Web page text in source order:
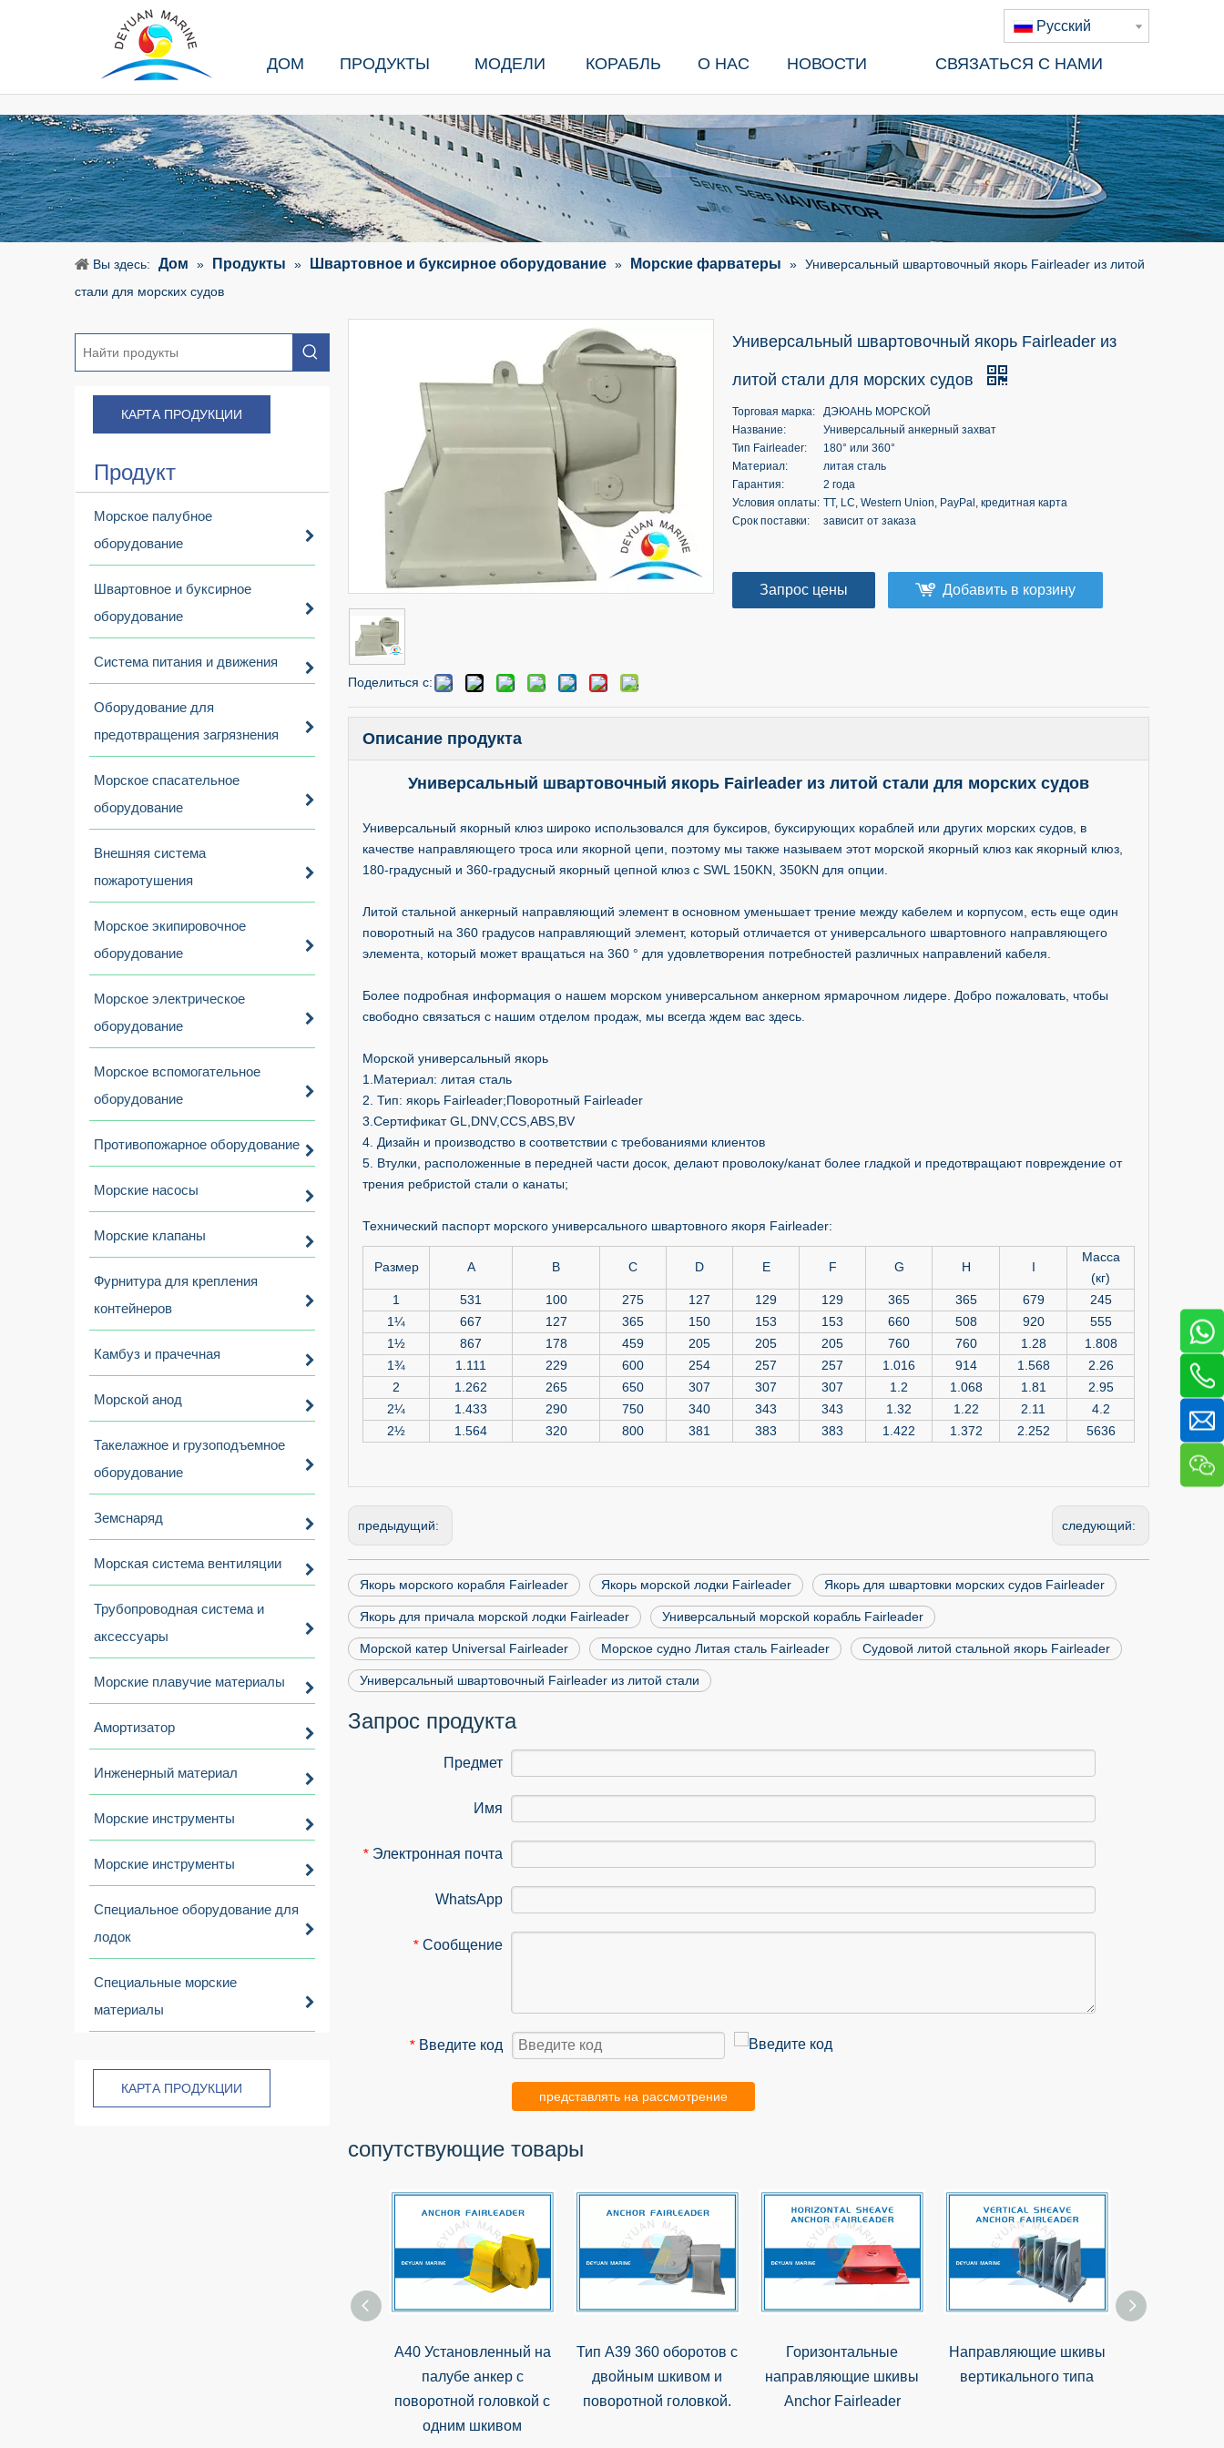
Pусский
ДОМ ПРОДУКТЫ МОДЕЛИ КОРАБЛЬ О НАС НОВОСТИ СВЯЗАТЬСЯ С НАМИ
Вы здесь: Дом » Продукты » Швартовное и буксирное оборудование » Морские фарватеры » Универсальный швартовочный якорь Fairleader из литой
стали для морских судов
КАРТА ПРОДУКЦИИ
Продукт
Морское палубное
оборудование
Швартовное и буксирное
оборудование
Система питания и движения
Оборудование для
предотвращения загрязнения
Морское спасательное
оборудование
Внешняя система
пожаротушения
Морское экипировочное
оборудование
Морское электрическое
оборудование
Морское вспомогательное
оборудование
Противопожарное оборудование
Морские насосы
Морские клапаны
Фурнитура для крепления
контейнеров
Камбуз и прачечная
Морской анод
Такелажное и грузоподъемное
оборудование
Земснаряд
Морская система вентиляции
Трубопроводная система и
аксессуары
Морские плавучие материалы
Амортизатор
Инженерный материал
Морские инструменты
Морские инструменты
Специальное оборудование для
лодок
Специальные морские
материалы
КАРТА ПРОДУКЦИИ
Поделиться с:
Универсальный швартовочный якорь Fairleader из
литой стали для морских судов
Торговая марка:
ДЭЮАНЬ МОРСКОЙ
Название:
Универсальный анкерный захват
Тип Fairleader:
180° или 360°
Материал:
литая сталь
Гарантия:
2 года
Условия оплаты: TT, LC, Western Union, PayPal, кредитная карта
Срок поставки:
зависит от заказа
Запрос цены Добавить в корзину
Описание продукта
Универсальный швартовочный якорь Fairleader из литой стали для морских судов
Универсальный якорный клюз широко использовался для буксиров, буксирующих кораблей или других морских судов, в
качестве направляющего троса или якорной цепи, поэтому мы также называем этот морской якорный клюз как якорный клюз,
180-градусный и 360-градусный якорный цепной клюз с SWL 150KN, 350KN для опции.
Литой стальной анкерный направляющий элемент в основном уменьшает трение между кабелем и корпусом, есть еще один
поворотный на 360 градусов направляющий элемент, который отличается от универсального швартовного направляющего
элемента, который может вращаться на 360 ° для удовлетворения потребностей различных направлений кабеля.
Более подробная информация о нашем морском универсальном анкерном ярмарочном лидере. Добро пожаловать, чтобы
свободно связаться с нашим отделом продаж, мы всегда ждем вас здесь.
Морской универсальный якорь
1.Материал: литая сталь
2. Тип: якорь Fairleader;Поворотный Fairleader
3.Сертификат GL,DNV,CCS,ABS,BV
4. Дизайн и производство в соответствии с требованиями клиентов
5. Втулки, расположенные в передней части досок, делают проволоку/канат более гладкой и предотвращают повреждение от
трения ребристой стали о канаты;
Технический паспорт морского универсального швартовного якоря Fairleader:
Размер A B C D E F G H I
Масса
(кг)
1
531 100 275 127 129 129 365 365 679
245
1¼
667 127 365 150 153 153 660 508 920
555
1½
867 178 459 205 205 205 760 760 1.28
1.808
1¾
1.111 229 600 254 257 257 1.016 914 1.568
2.26
2
1.262 265 650 307 307 307 1.2 1.068 1.81
2.95
2¼
1.433 290 750 340 343 343 1.32 1.22 2.11
4.2
2½
1.564 320 800 381 383 383 1.422 1.372 2.252 5636
предыдущий: следующий:
Якорь морского корабля Fairleader Якорь морской лодки Fairleader Якорь для швартовки морских судов Fairleader
Якорь для причала морской лодки Fairleader Универсальный морской корабль Fairleader
Морской катер Universal Fairleader Морское судно Литая сталь Fairleader Судовой литой стальной якорь Fairleader
Универсальный швартовочный Fairleader из литой стали
Запрос продукта
Предмет
Имя
* Электронная почта
WhatsApp
* Сообщение
* Введите код
представлять на рассмотрение
сопутствующие товары
A40 Установленный на
палубе анкер с
поворотной головкой с
одним шкивом
Тип A39 360 оборотов с
двойным шкивом и
поворотной головкой.
Горизонтальные
направляющие шкивы
Anchor Fairleader
Направляющие шкивы
вертикального типа